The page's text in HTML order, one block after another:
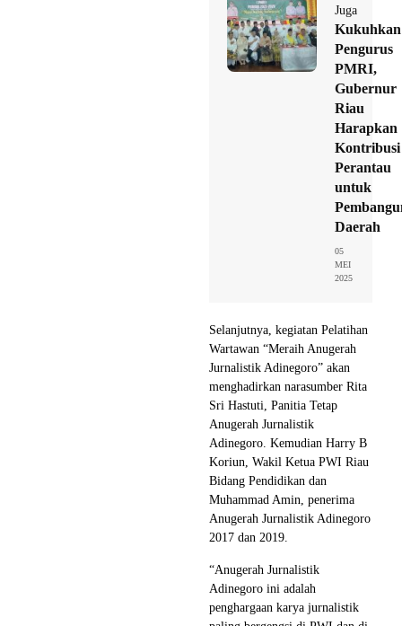
Juga
Kukuhkan
Pengurus
PMRI,
Gubernur
Riau
Harapkan
Kontribusi
Perantau
untuk
Daerah
05
MEI
2025
Selanjutnya, kegiatan Pelatihan
Wartawan “Meraih Anugerah
Jurnalistik Adinegoro” akan
menghadirkan narasumber Rita
Sri Hastuti, Panitia Tetap
Anugerah Jurnalistik
Adinegoro. Kemudian Harry B
Koriun, Wakil Ketua PWI Riau
Bidang Pendidikan dan
Muhammad Amin, penerima
Anugerah Jurnalistik Adinegoro
2017 dan 2019.
“Anugerah Jurnalistik
Adinegoro ini adalah
penghargaan karya jurnalistik